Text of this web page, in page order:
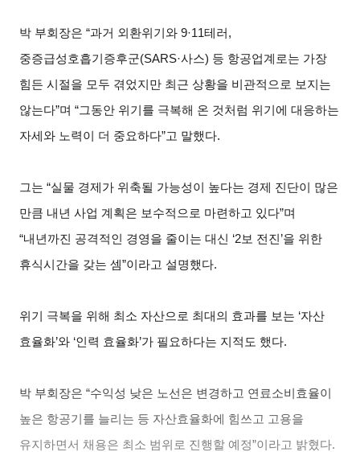
박 부회장은 “과거 외환위기와 9·11테러,
중증급성호흡기증후군(SARS·사스) 등 항공업계로는 가장
힘든 시절을 모두 겪었지만 최근 상황을 비관적으로 보지는
않는다”며 “그동안 위기를 극복해 온 것처럼 위기에 대응하는
자세와 노력이 더 중요하다”고 말했다.
그는 “실물 경제가 위축될 가능성이 높다는 경제 진단이 많은
만큼 내년 사업 계획은 보수적으로 마련하고 있다”며
“내년까진 공격적인 경영을 줄이는 대신 ‘2보 전진’을 위한
휴식시간을 갖는 셈”이라고 설명했다.
위기 극복을 위해 최소 자산으로 최대의 효과를 보는 ‘자산
효율화’와 ‘인력 효율화’가 필요하다는 지적도 했다.
박 부회장은 “수익성 낮은 노선은 변경하고 연료소비효율이
높은 항공기를 늘리는 등 자산효율화에 힘쓰고 고용을
유지하면서 채용은 최소 범위로 진행할 예정”이라고 밝혔다.